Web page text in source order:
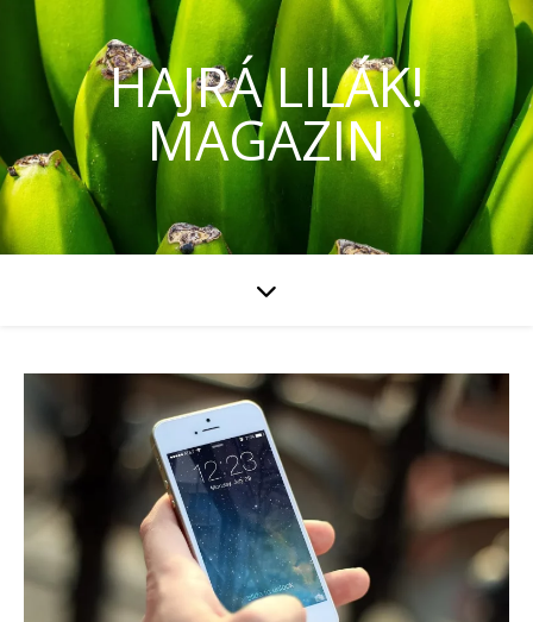
HAJRÁ LILÁK!
MAGAZIN